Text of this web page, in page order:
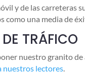
y de las carreteras
como una media de
TRÁFICO
nuestro granito
nuestros lectores.